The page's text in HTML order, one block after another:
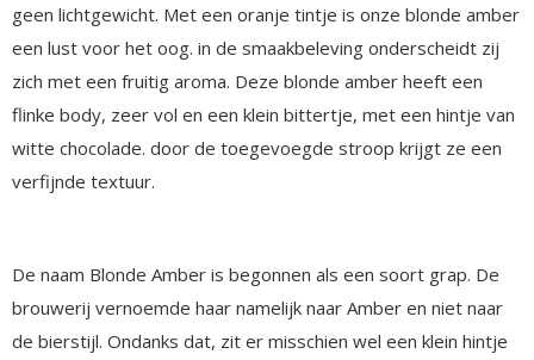
geen lichtgewicht. Met een oranje tintje is onze blonde amber
een lust voor het oog. in de smaakbeleving onderscheidt zij
zich met een fruitig aroma. Deze blonde amber heeft een
flinke body, zeer vol en een klein bittertje, met een hintje van
witte chocolade. door de toegevoegde stroop krijgt ze een
verfijnde textuur.
De naam Blonde Amber is begonnen als een soort grap. De
brouwerij vernoemde haar namelijk naar Amber en niet naar
de bierstijl. Ondanks dat, zit er misschien wel een klein hintje